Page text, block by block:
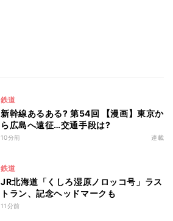
鉄道
新幹線あるある? 第54回 【漫画】東京か
ら広島へ遠征…交通手段は?
10分前 連載
鉄道
JR北海道「くしろ湿原ノロッコ号」ラス
トラン、記念ヘッドマークも
11分前